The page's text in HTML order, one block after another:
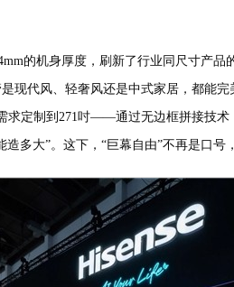
的机身厚度，刷新了行业同尺寸产
现代风、轻奢风还是中式家居，都能完
求定制到271吋——通过无边框拼接技
多大”。这下，“巨幕自由”不再是口号